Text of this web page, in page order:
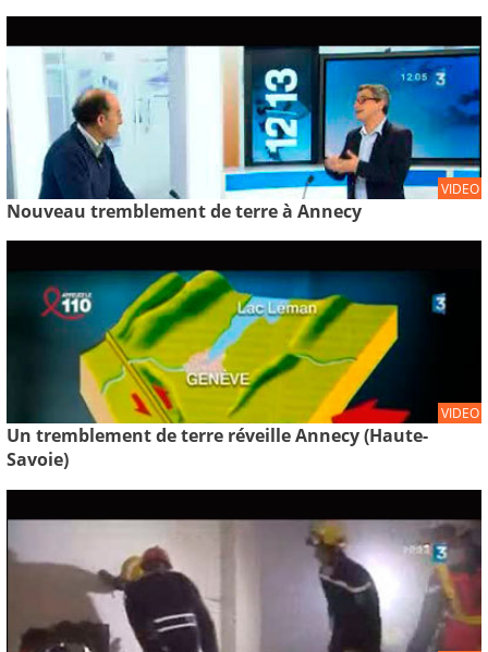
VIDEO
Nouveau tremblement de terre à Annecy
VIDEO
Un tremblement de terre réveille Annecy (Haute-
Savoie)